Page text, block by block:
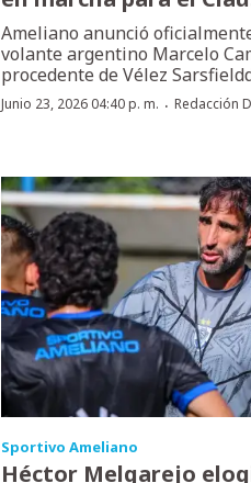
Ameliano anunció
volante argentino Marcelo
procedente de Vélez
Junio 23, 2026 04:40 p. m. ·Redacción
Sportivo Ameliano
Héctor Melgarejo